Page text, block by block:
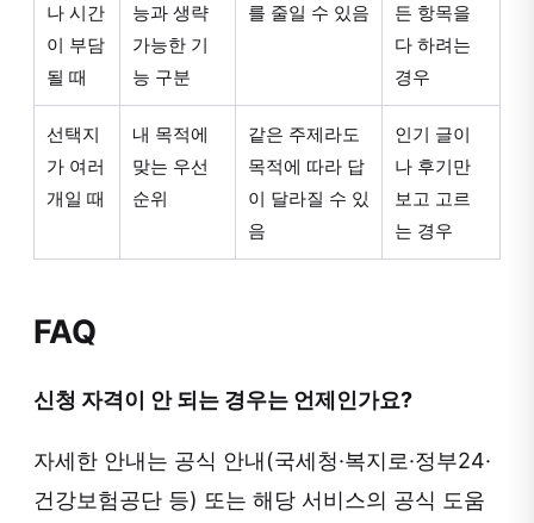
나 시간
이 부담
될 때
능과 생략
가능한 기
능 구분
를 줄일 수 있음
든 항목을
다 하려는
경우
선택지
가 여러
개일 때
내 목적에
맞는 우선
순위
같은 주제라도
목적에 따라 답
이 달라질 수 있
음
인기 글이
나 후기만
보고 고르
는 경우
FAQ
신청 자격이 안 되는 경우는 언제인가요?
자세한 안내는 공식 안내(국세청·복지로·정부24·
건강보험공단 등) 또는 해당 서비스의 공식 도움